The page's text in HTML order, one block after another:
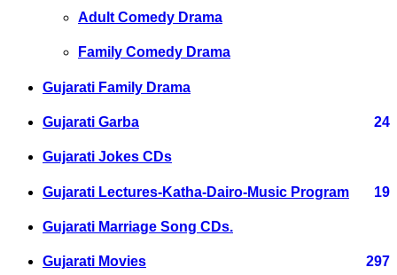
Adult Comedy Drama
Family Comedy Drama
Gujarati Family Drama
Gujarati Garba 24
Gujarati Jokes CDs
Gujarati Lectures-Katha-Dairo-Music Program 19
Gujarati Marriage Song CDs.
Gujarati Movies 297